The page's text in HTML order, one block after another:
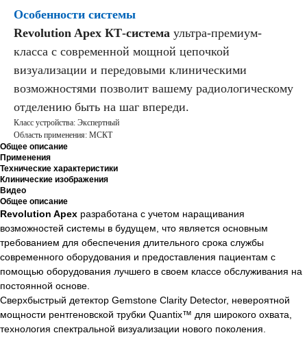
Особенности системы
Revolution Apex КТ-система ультра-премиум-
класса c современной мощной цепочкой
визуализации и передовыми клиническими
возможностями позволит вашему радиологическому
отделению быть на шаг впереди.
Класс устройства: Экспертный
Область применения: МСКТ
Общее описание
Применения
Технические характеристики
Клинические изображения
Видео
Общее описание
Revolution Apex разработана с учетом наращивания
возможностей системы в будущем, что является основным
требованием для обеспечения длительного срока службы
современного оборудования и предоставления пациентам с
помощью оборудования лучшего в своем классе обслуживания на
постоянной основе.
Сверхбыстрый детектор Gemstone Clarity Detector, невероятной
мощности рентгеновской трубки Quantix™ для широкого охвата,
технология спектральной визуализации нового поколения.